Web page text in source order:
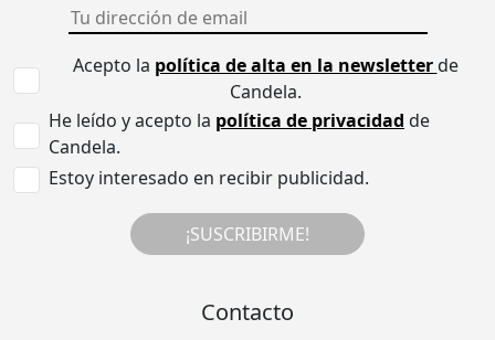
Acepto la política de alta en la newsletterde
Candela.
He leído y acepto la política de privacidad de
Candela.
Estoy interesado en recibir publicidad.
¡SUSCRIBIRME!
Contacto